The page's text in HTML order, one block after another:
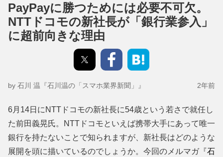
PayPayに勝つためには必要不可欠。
NTTドコモの新社長が「銀行業参入」
に超前向きな理由
by 石川 温『石川温の「スマホ業界新聞」』 2年前
6月14日にNTTドコモの新社長に54歳という若さで就任し
た前田義晃氏。NTTドコモといえば携帯大手にあって唯一
銀行を持たないことで知られますが、新社長はどのような
展開を頭に描いているのでしょうか。今回のメルマガ『石